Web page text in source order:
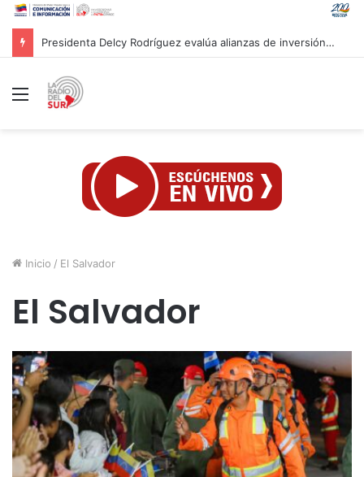
Gobierno venezolano subsidiará con 80% del valor de las viviendas a afectados por sismos
Menú
Inicio / El Salvador
El Salvador